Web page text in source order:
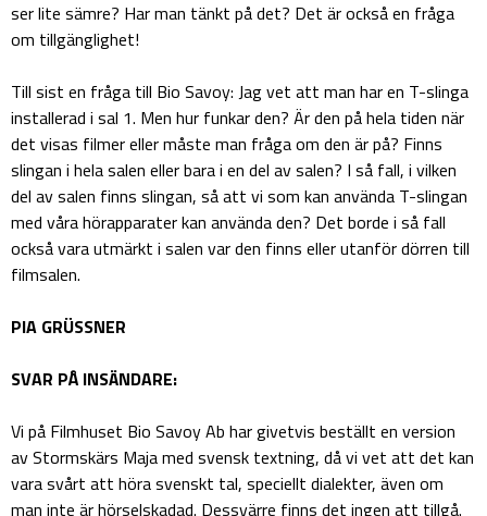
ser lite sämre? Har man tänkt på det? Det är också en fråga
om tillgänglighet!
Till sist en fråga till Bio Savoy: Jag vet att man har en T-slinga
installerad i sal 1. Men hur funkar den? Är den på hela tiden när
det visas filmer eller måste man fråga om den är på? Finns
slingan i hela salen eller bara i en del av salen? I så fall, i vilken
del av salen finns slingan, så att vi som kan använda T-slingan
med våra hörapparater kan använda den? Det borde i så fall
också vara utmärkt i salen var den finns eller utanför dörren till
filmsalen.
PIA GRÜSSNER
SVAR PÅ INSÄNDARE:
Vi på Filmhuset Bio Savoy Ab har givetvis beställt en version
av Stormskärs Maja med svensk textning, då vi vet att det kan
vara svårt att höra svenskt tal, speciellt dialekter, även om
man inte är hörselskadad. Dessvärre finns det ingen att tillgå.